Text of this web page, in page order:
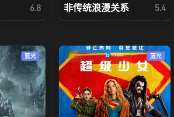
6.8 非传统浪漫关系 5.4
蓝光 蓝光